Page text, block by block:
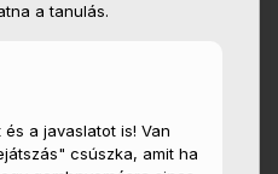
a tanulás.
a javaslatot is! Van
csúszka, amit ha